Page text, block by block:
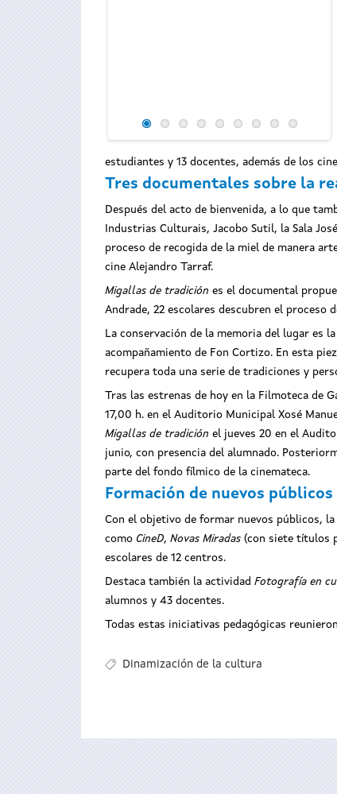
estudiantes y 13 docentes, además de los
Tres documentales sobre la
Después del acto de bienvenida, a lo que
Industrias Culturais, Jacobo Sutil, la Sala
proceso de recogida de la miel de manera
cine Alejandro Tarraf.
Migallas de tradición es el documental
Andrade, 22 escolares descubren el proceso
La conservación de la memoria del lugar es
acompañamiento de Fon Cortizo. En esta
recupera toda una serie de tradiciones y
Tras las estrenas de hoy en la Filmoteca de
17,00 h. en el Auditorio Municipal Xosé
Migallas de tradición el jueves 20 en el
junio, con presencia del alumnado.
parte del fondo fílmico de la cinemateca.
Formación de nuevos públicos
Con el objetivo de formar nuevos públicos,
como CineD, Novas Miradas (con siete títulos
escolares de 12 centros.
Destaca también la actividad Fotografía en
alumnos y 43 docentes.
Todas estas iniciativas pedagógicas
Dinamización de la cultura